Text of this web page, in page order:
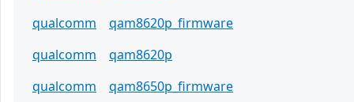
qualcomm
qam8620p_firmware
qualcomm
qam8620p
qualcomm
qam8650p_firmware